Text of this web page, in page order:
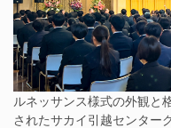
ルネッサンス様式の外観と
されたサカイ引越センター